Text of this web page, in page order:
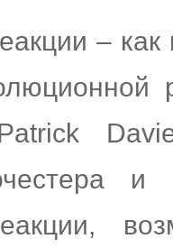
– как